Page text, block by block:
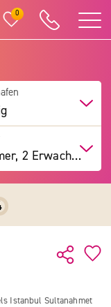
0
1 Zimmer, 2 Erwachsene
Istanbul Sultanahmet